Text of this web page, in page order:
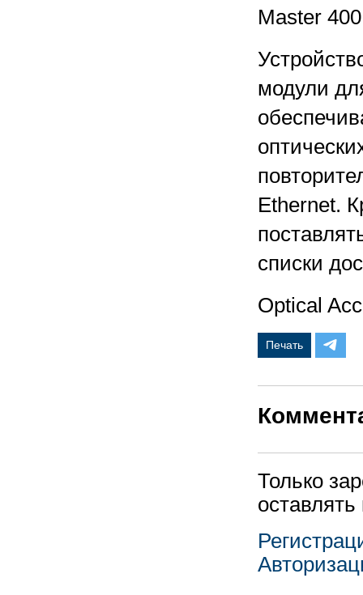
Master
модули
Ethernet.
списки
Оptical
Печать
Только